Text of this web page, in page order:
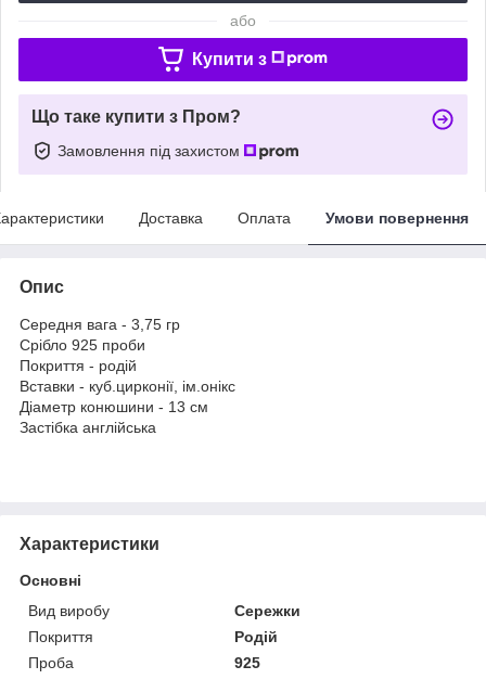
або
Купити з
Що таке купити з Пром?
Замовлення під захистом
Доставка Оплата Умови повернення
Опис
Середня вага - 3,75 гр
Срібло 925 проби
Покриття - родій
Вставки - куб.цирконії, ім.онікс
Діаметр конюшини - 13 см
Застібка англійська
Характеристики
Основні
Вид виробу
Сережки
Покриття
Родій
Проба
925